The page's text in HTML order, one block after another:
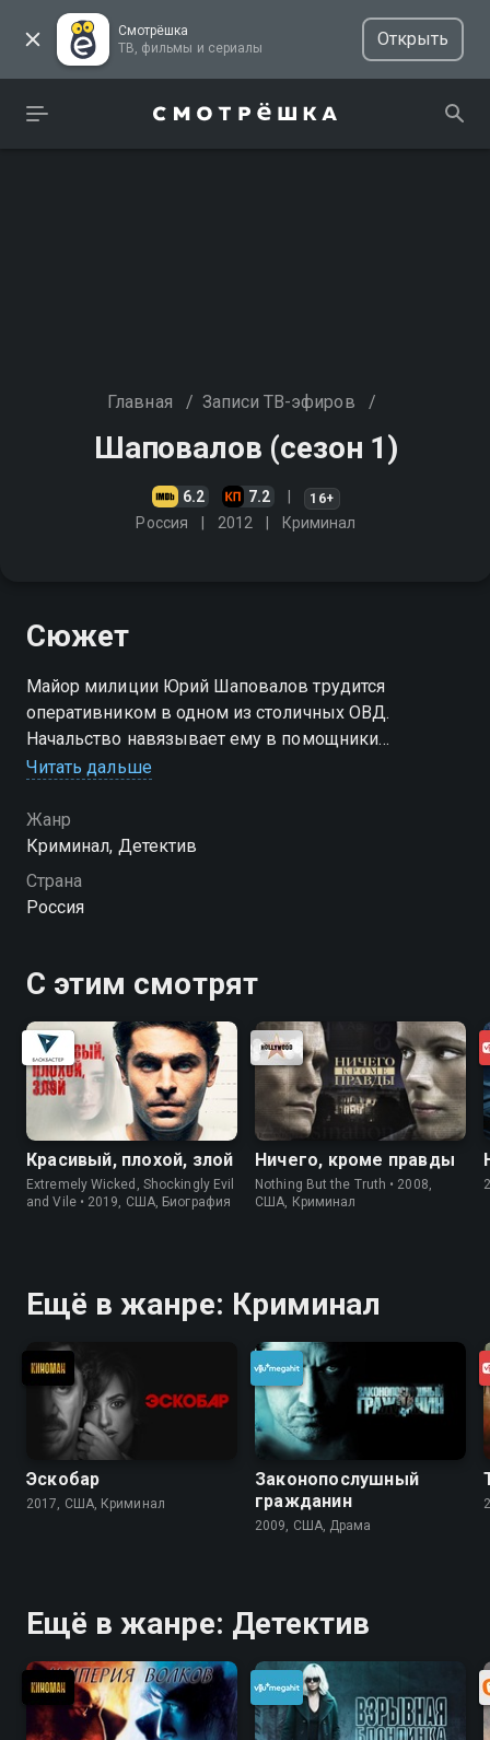
Смотрёшка
ТВ, фильмы и сериалы
Открыть
Главная / Записи ТВ-эфиров /
Шаповалов (сезон 1)
6.2 7.2 16+
Россия 2012 Криминал
Сюжет
Майор милиции Юрий Шаповалов трудится
оперативником в одном из столичных ОВД.
Начальство навязывает ему в помощники
вчерашнего выпускника юрфака, молодого
друг к другу
Посмотреть онлайн 1 сезон сериала Шаповалов вы
можете совершенно бесплатно в хорошем HD
Читать дальше
Жанр
Криминал, Детектив
Страна
Россия
С этим смотрят
Красивый, плохой, злой
Extremely Wicked, Shockingly Evil
and Vile • 2019, США, Биография
Ничего, кроме правды
Nothing But the Truth • 2008,
США, Криминал
Ещё в жанре: Криминал
Эскобар
2017, США, Криминал
Законопослушный
гражданин
2009, США, Драма
Ещё в жанре: Детектив